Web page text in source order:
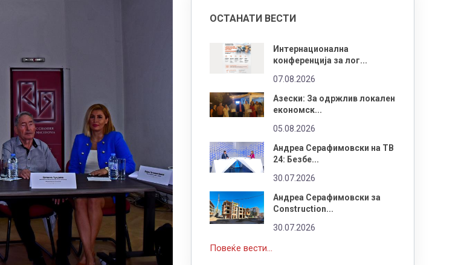
ОСТАНАТИ ВЕСТИ
Интернационална
конференција за лог...
07.08.2026
Азески: За одржлив локален
економск...
05.08.2026
Андреа Серафимовски на ТВ
24: Безбе...
30.07.2026
Андреа Серафимовски за
Construction...
30.07.2026
Повеќе вести...